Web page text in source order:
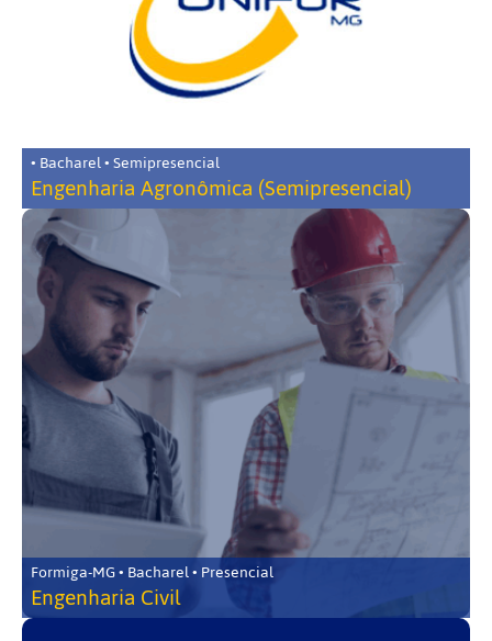
• Bacharel • Semipresencial
Engenharia Agronômica (Semipresencial)
Formiga-MG • Bacharel • Presencial
Engenharia Civil